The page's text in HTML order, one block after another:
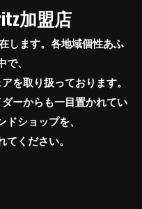
加盟店
します。各地域個性あふ
、
を取り扱っております。
ーからも一目置かれてい
ショップを、
ください。